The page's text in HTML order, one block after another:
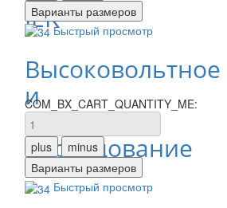
IEKБыстрый просмотр
Высоковольтное
и
щитовое
оборудование
COM_BX_CART_QUANTITY_ME:
Быстрый просмотр